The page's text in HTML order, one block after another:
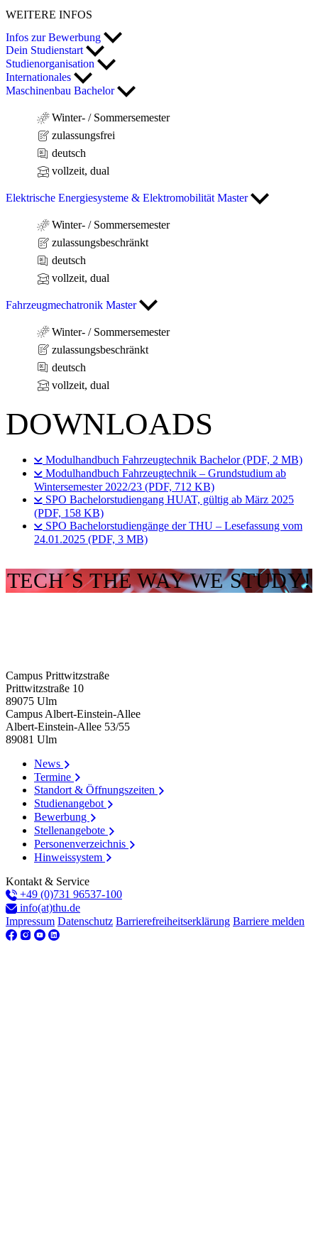
WEITERE INFOS
Infos zur Bewerbung
Dein Studienstart
Studienorganisation
Internationales
Maschinenbau Bachelor
Winter- / Sommersemester
zulassungsfrei
deutsch
vollzeit, dual
Elektrische Energiesysteme & Elektromobilität Master
Winter- / Sommersemester
zulassungsbeschränkt
deutsch
vollzeit, dual
Fahrzeugmechatronik Master
Winter- / Sommersemester
zulassungsbeschränkt
deutsch
vollzeit, dual
DOWNLOADS
Modulhandbuch Fahrzeugtechnik Bachelor (PDF, 2 MB)
Modulhandbuch Fahrzeugtechnik – Grundstudium ab
Wintersemester 2022/23 (PDF, 712 KB)
SPO Bachelorstudiengang HUAT, gültig ab März 2025
(PDF, 158 KB)
SPO Bachelorstudiengänge der THU – Lesefassung vom
24.01.2025 (PDF, 3 MB)
TECH´S THE WAY WE STUDY!
Campus Prittwitzstraße
Prittwitzstraße 10
89075 Ulm
Campus Albert-Einstein-Allee
Albert-Einstein-Allee 53/​55
89081 Ulm
News
Termine
Standort & Öffnungszeiten
Studienangebot
Bewerbung
Stellenangebote
Personenverzeichnis
Hinweissystem
Kontakt & Service
+49 (0)731 96537-100
info(at)thu.de
Impressum Datenschutz Barrierefreiheitserklärung Barriere melden